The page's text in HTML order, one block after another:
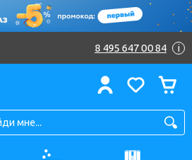
8 495 647 00 84 i